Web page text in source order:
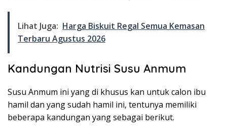
Lihat Juga: Harga Biskuit Regal Semua Kemasan
Terbaru Agustus 2026
Kandungan Nutrisi Susu Anmum
Susu Anmum ini yang di khusus kan untuk calon ibu
hamil dan yang sudah hamil ini, tentunya memiliki
beberapa kandungan yang sebagai berikut.